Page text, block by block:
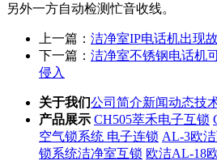
另外一方自动检测忙音收线。
上一篇： 洁净室IP电话机出现
下一篇： 洁净室不锈钢电话机
侵入
关于我们公司简介新闻动态技
产品展示 CH505萃禾电子互锁
空气锁系统 电子连锁 AL-3欧
锁系统洁净室互锁 欧洁AL-18